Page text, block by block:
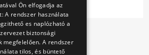
Ön elfogadja az
A rendszer használata
es naplózható a
biztonsági
megfelelően. A rendszer
tilos, és büntető